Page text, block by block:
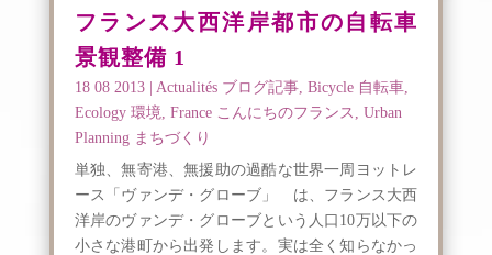
フランス大西洋岸都市の自転車
景観整備 1
18 08 2013| Actualités ブログ記事, Bicycle 自転車,
Ecology 環境 France こんにちのフランス
Urban
Planning まちづくり
単独、無寄港、無援助の過酷な世界一周ヨットレ
ース「ヴァンデ・グローブ」 は、フランス大西
洋岸のヴァンデ・グローブという人口10万以下の
小さな港町から出発します。実は全く知らなかっ